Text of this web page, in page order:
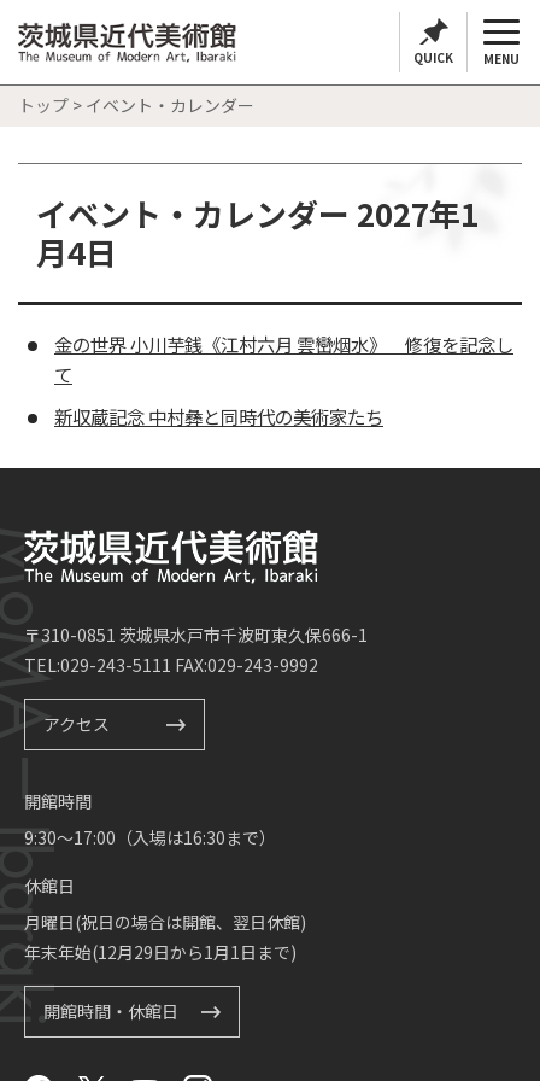
QUICK MENU
トップ > イベント・カレンダー
イベント・カレンダー 2027年1
月4日
金の世界 小川芋銭《江村六月 雲巒烟水》 修復を記念し
て
新収蔵記念 中村彝と同時代の美術家たち
〒310-0851 茨城県水戸市千波町東久保666-1
TEL:029-243-5111 FAX:029-243-9992
アクセス
開館時間
9:30～17:00（入場は16:30まで）
休館日
月曜日(祝日の場合は開館、翌日休館)
年末年始(12月29日から1月1日まで)
開館時間・休館日